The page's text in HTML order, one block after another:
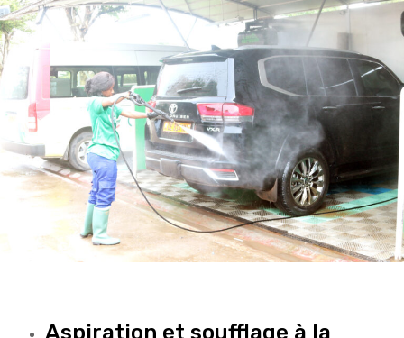
Aspiration et soufflage à la